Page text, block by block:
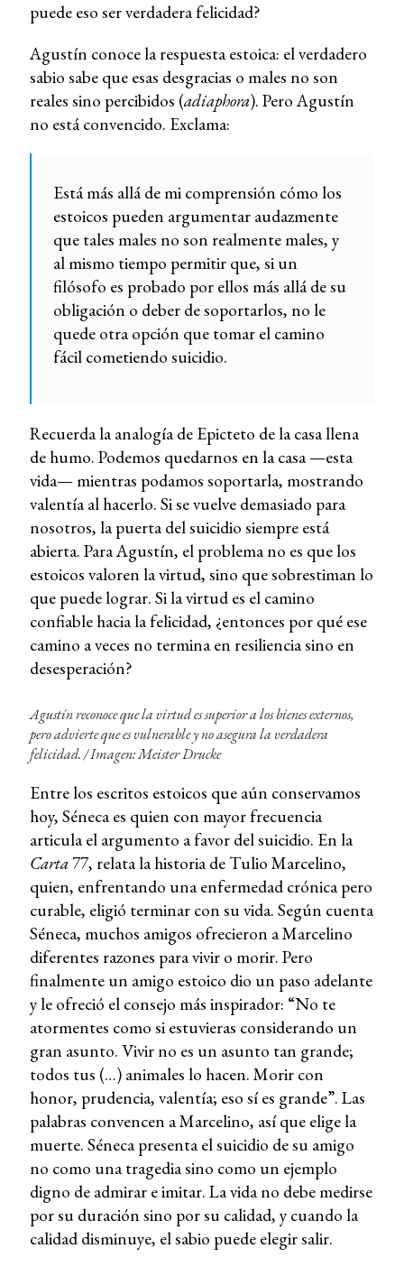
puede eso ser verdadera felicidad?
Agustín conoce la respuesta estoica: el verdadero
sabio sabe que esas desgracias o males no son
reales sino percibidos (adiaphora). Pero Agustín
no está convencido. Exclama:
Está más allá de mi comprensión cómo los
estoicos pueden argumentar audazmente
que tales males no son realmente males, y
al mismo tiempo permitir que, si un
filósofo es probado por ellos más allá de su
obligación o deber de soportarlos, no le
quede otra opción que tomar el camino
fácil cometiendo suicidio.
Recuerda la analogía de Epicteto de la casa llena
de humo. Podemos quedarnos en la casa —esta
vida— mientras podamos soportarla, mostrando
valentía al hacerlo. Si se vuelve demasiado para
nosotros, la puerta del suicidio siempre está
abierta. Para Agustín, el problema no es que los
estoicos valoren la virtud, sino que sobrestiman lo
que puede lograr. Si la virtud es el camino
confiable hacia la felicidad, ¿entonces por qué ese
camino a veces no termina en resiliencia sino en
desesperación?
Agustín reconoce que la virtud es superior a los bienes externos,
pero advierte que es vulnerable y no asegura la verdadera
felicidad. / Imagen: Meister Drucke
Entre los escritos estoicos que aún conservamos
hoy, Séneca es quien con mayor frecuencia
articula el argumento a favor del suicidio. En la
Carta77, relata la historia de Tulio Marcelino,
quien, enfrentando una enfermedad crónica pero
curable, eligió terminar con su vida. Según cuenta
Séneca, muchos amigos ofrecieron a Marcelino
diferentes razones para vivir o morir. Pero
finalmente un amigo estoico dio un paso adelante
y le ofreció el consejo más inspirador: “No te
atormentes como si estuvieras considerando un
gran asunto. Vivir no es un asunto tan grande;
todos tus (…) animales lo hacen. Morir con
honor, prudencia, valentía; eso sí es grande”. Las
palabras convencen a Marcelino, así que elige la
muerte. Séneca presenta el suicidio de su amigo
no como una tragedia sino como un ejemplo
digno de admirar e imitar. La vida no debe medirse
por su duración sino por su calidad, y cuando la
calidad disminuye, el sabio puede elegir salir.